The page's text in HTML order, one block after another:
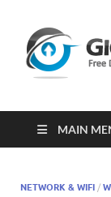
MAIN
NETWORK & WIFI /